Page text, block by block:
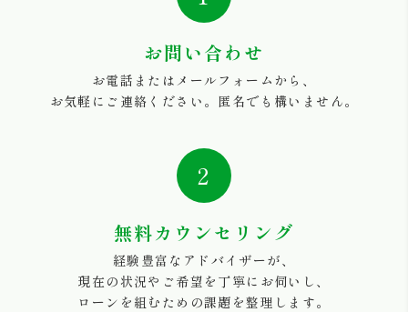
お問い合わせ
お電話またはメールフォームから、
お気軽にご連絡ください。匿名でも構いません。
2
無料カウンセリング
経験豊富なアドバイザーが、
現在の状況やご希望を丁寧にお伺いし、
ローンを組むための課題を整理します。